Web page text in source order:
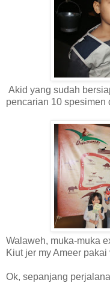
Akid yang sudah
pencarian 10 spesimen
Walaweh, muka-muka
Kiut jer my Ameer pakai
Ok, sepanjang